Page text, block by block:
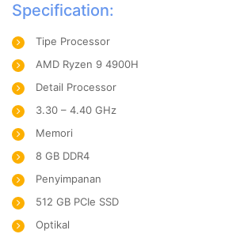
Specification:
Tipe Processor
AMD Ryzen 9 4900H
Detail Processor
3.30 – 4.40 GHz
Memori
8 GB DDR4
Penyimpanan
512 GB PCIe SSD
Optikal